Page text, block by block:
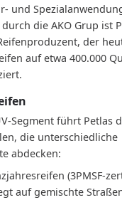
und
die AKO Grup ist
der
auf etwa 400.000
Segment führt Petlas
die unterschiedliche
abdecken:
(3PMSF-
auf gemischte